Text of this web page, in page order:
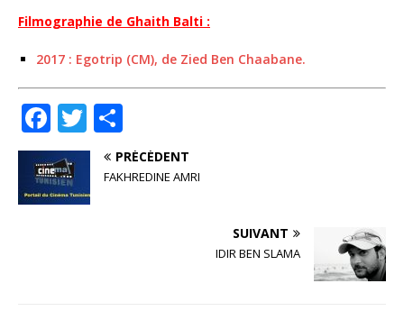
Filmographie de Ghaith Balti :
2017 : Egotrip (CM), de Zied Ben Chaabane.
F
a
c
e
T
w
it
te
ar
ta
PRÉCÉDENT
FAKHREDINE AMRI
SUIVANT
IDIR BEN SLAMA